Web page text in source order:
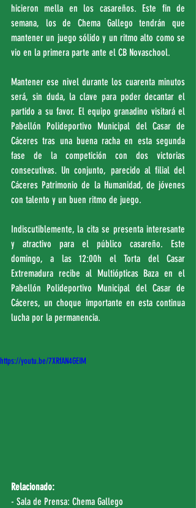
hicieron mella en los casareños. Este fin de
semana, los de Chema Gallego tendrán que
mantener un juego sólido y un ritmo alto como se
vio en la primera parte ante el CB Novaschool.
Mantener ese nivel durante los cuarenta minutos
será, sin duda, la clave para poder decantar el
partido a su favor. El equipo granadino visitará el
Pabellón Polideportivo Municipal del Casar de
Cáceres tras una buena racha en esta segunda
fase de la competición con dos victorias
consecutivas. Un conjunto, parecido al filial del
Cáceres Patrimonio de la Humanidad, de jóvenes
con talento y un buen ritmo de juego.
Indiscutiblemente, la cita se presenta interesante
y atractivo para el público casareño. Este
domingo, a las 12:00h el Torta del Casar
Extremadura recibe al Multiópticas Baza en el
Pabellón Polideportivo Municipal del Casar de
Cáceres, un choque importante en esta continua
lucha por la permanencia.
https://youtu.be/7XRfAN4GEIM
Relacionado:
- Sala de Prensa: Chema Gallego